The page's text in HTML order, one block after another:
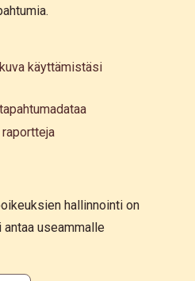
käyttämistäsi
hallinnointi on
useammalle